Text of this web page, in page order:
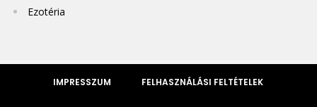
Ezotéria
IMPRESSZUM FELHASZNÁLÁSI FELTÉTELEK